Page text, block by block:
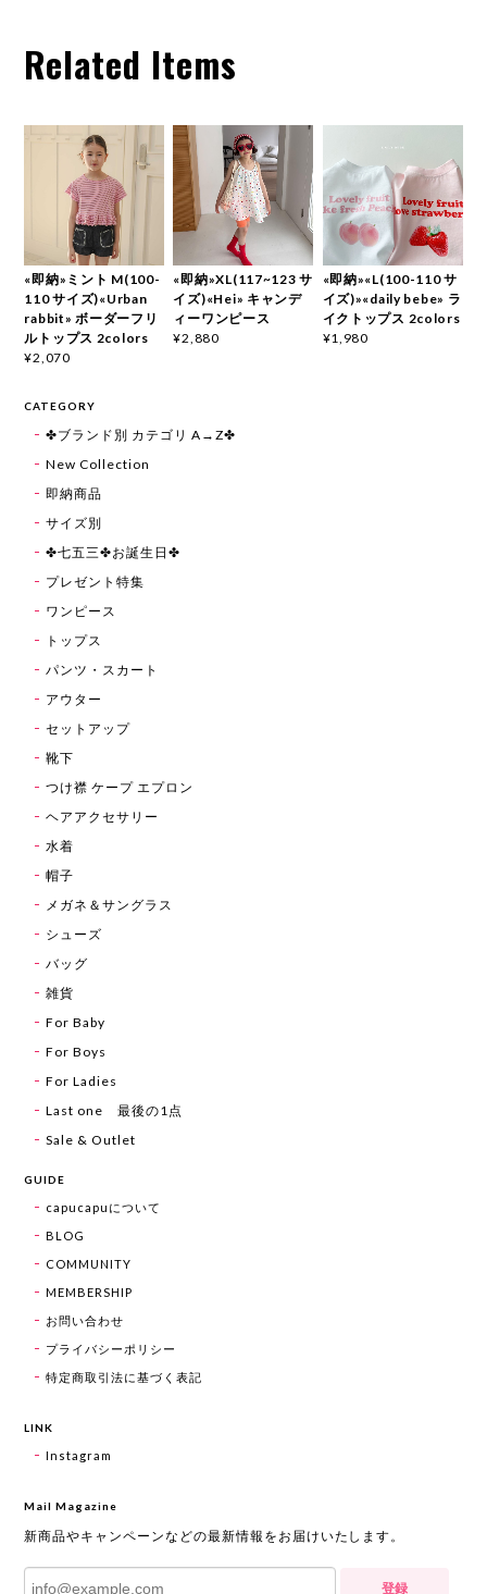
Related Items
«即納»ミント M(100-
110 サイズ)«Urban
rabbit» ボーダーフリ
ルトップス 2colors
¥2,070
«即納»XL(117~123 サ
イズ)«Hei» キャンデ
ィーワンピース
¥2,880
«即納»«L(100-110 サ
イズ)»«daily bebe» ラ
イクトップス 2colors
¥1,980
CATEGORY
✤ブランド別 カテゴリ A→Z✤
New Collection
即納商品
サイズ別
✤七五三✤お誕生日✤
プレゼント特集
ワンピース
トップス
パンツ・スカート
アウター
セットアップ
靴下
つけ襟 ケープ エプロン
ヘアアクセサリー
水着
帽子
メガネ＆サングラス
シューズ
バッグ
雑貨
For Baby
For Boys
For Ladies
Last one 最後の1点
Sale & Outlet
GUIDE
capucapuについて
BLOG
COMMUNITY
MEMBERSHIP
お問い合わせ
プライバシーポリシー
特定商取引法に基づく表記
LINK
Instagram
Mail Magazine
新商品やキャンペーンなどの最新情報をお届けいたします。
登録